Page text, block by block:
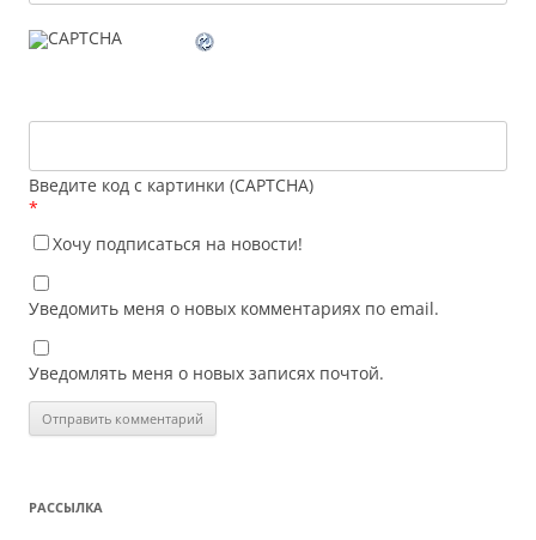
Введите код с картинки (CAPTCHA)
*
Хочу подписаться на новости!
Уведомить меня о новых комментариях по email.
Уведомлять меня о новых записях почтой.
РАССЫЛКА